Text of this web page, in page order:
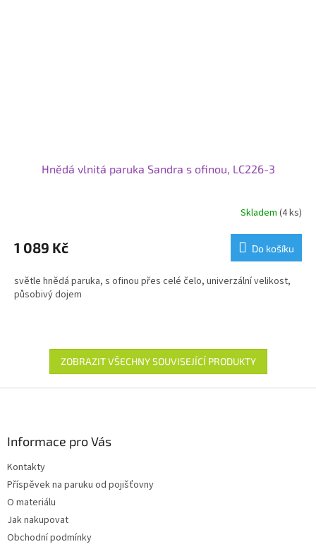
Hnědá vlnitá paruka Sandra s ofinou, LC226-3
Skladem (4 ks)
1 089 Kč Do košíku
světle hnědá paruka, s ofinou přes celé čelo, univerzální velikost,
působivý dojem
ZOBRAZIT VŠECHNY SOUVISEJÍCÍ PRODUKTY
Informace pro Vás
Kontakty
Příspěvek na paruku od pojišťovny
O materiálu
Jak nakupovat
Obchodní podmínky